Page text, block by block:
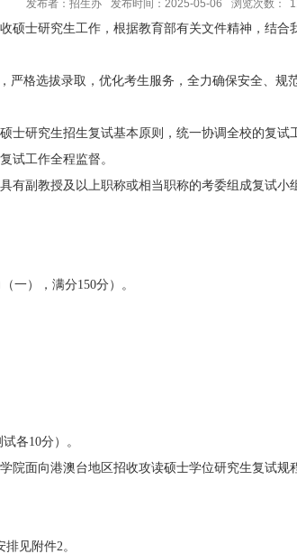
发布者：招生办 发布时间：2025-05-06 浏览次数：
硕士研究生工作，根据教育部有关文件精神，结合
严格选拔录取，优化考生服务，全力确保安全、规
士研究生招生复试基本原则，统一协调全校的复试
试工作全程监督。
有副教授及以上职称或相当职称的考委组成复试
一），满分150分）。
试各10分）。
院面向港澳台地区招收攻读硕士学位研究生复试规
排见附件2。